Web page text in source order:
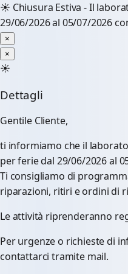
☀️ Chiusura Estiva - Il
29/06/2026 al 05/07/2026
×
×
☀️
Dettagli
Gentile Cliente,
ti informiamo che il
per ferie dal 29/06/2026 al
Ti consigliamo di
riparazioni, ritiri e ordini di
Le attività riprenderanno
Per urgenze o richieste di
contattarci tramite mail.